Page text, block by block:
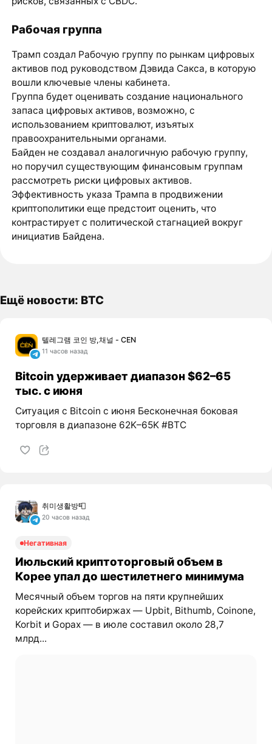
Рабочая группа
Трамп создал Рабочую группу по рынкам цифровых
активов под руководством Дэвида Сакса, в которую
вошли ключевые члены кабинета.
Группа будет оценивать создание национального
запаса цифровых активов, возможно, с
использованием криптовалют, изъятых
правоохранительными органами.
Байден не создавал аналогичную рабочую группу,
но поручил существующим финансовым группам
рассмотреть риски цифровых активов.
Эффективность указа Трампа в продвижении
криптополитики еще предстоит оценить, что
контрастирует с политической стагнацией вокруг
инициатив Байдена.
Ещё новости: BTC
텔레그램 코인 방,채널 - CEN
11 часов назад
Bitcoin удерживает диапазон $62–65
тыс. с июня
Ситуация с Bitcoin с июня Бесконечная боковая
торговля в диапазоне 62K–65K #BTC
취미생활방📮
20 часов назад
Негативная
Июльский криптоторговый объем в
Корее упал до шестилетнего минимума
Месячный объем торгов на пяти крупнейших
корейских криптобиржах — Upbit, Bithumb, Coinone,
Korbit и Gopax — в июле составил около 28,7
млрд...